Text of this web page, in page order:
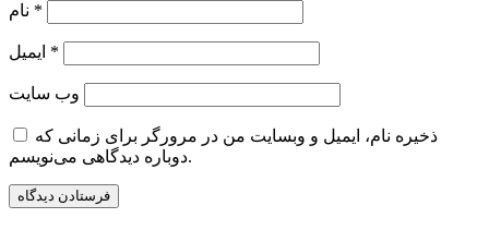
*
*
وب‌ سایت
ذخیره نام، ایمیل و وبسایت من در مرورگر برای زمانی که
دوباره دیدگاهی می‌نویسم.